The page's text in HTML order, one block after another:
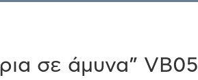
σε άμυνα” VB05